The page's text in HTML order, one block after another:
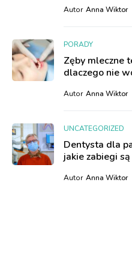
Autor Anna Wiktor
PORADY
Zęby mleczne
dlaczego nie
Autor Anna Wiktor
UNCATEGORIZED
Dentysta dla
jakie zabiegi
Autor Anna Wiktor